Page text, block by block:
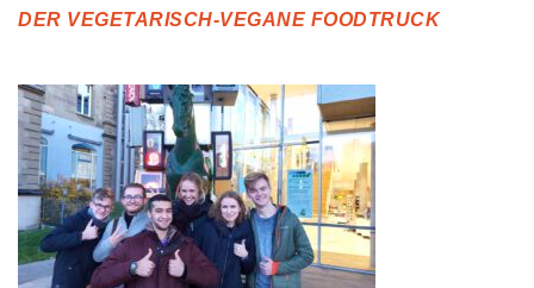
DER VEGETARISCH-VEGANE FOODTRUCK